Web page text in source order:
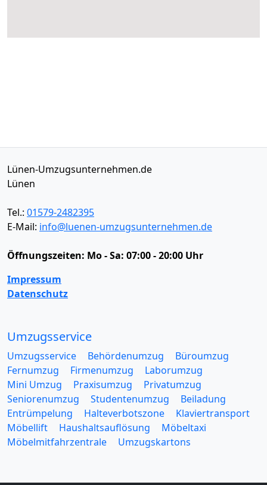
Lünen-Umzugsunternehmen.de
Lünen
Tel.: 01579-2482395
E-Mail: info@luenen-umzugsunternehmen.de
Öffnungszeiten: Mo - Sa: 07:00 - 20:00 Uhr
Impressum
Datenschutz
Umzugsservice
Umzugsservice Behördenumzug
Büroumzug
Fernumzug
Firmenumzug
Laborumzug
Mini Umzug
Praxisumzug
Privatumzug
Seniorenumzug
Studentenumzug
Beiladung
Entrümpelung
Halteverbotszone
Klaviertransport
Möbellift
Haushaltsauflösung
Möbeltaxi
Möbelmitfahrzentrale
Umzugskartons